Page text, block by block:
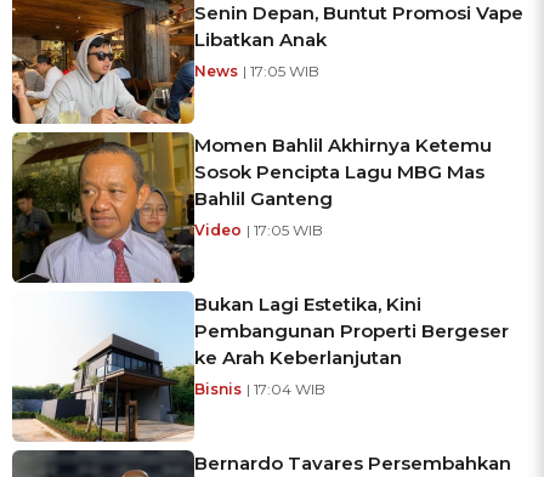
Senin Depan, Buntut Promosi Vape
Libatkan Anak
News | 17:05 WIB
Momen Bahlil Akhirnya Ketemu
Sosok Pencipta Lagu MBG Mas
Bahlil Ganteng
Video | 17:05 WIB
Bukan Lagi Estetika, Kini
Pembangunan Properti Bergeser
ke Arah Keberlanjutan
Bisnis | 17:04 WIB
Bernardo Tavares Persembahkan